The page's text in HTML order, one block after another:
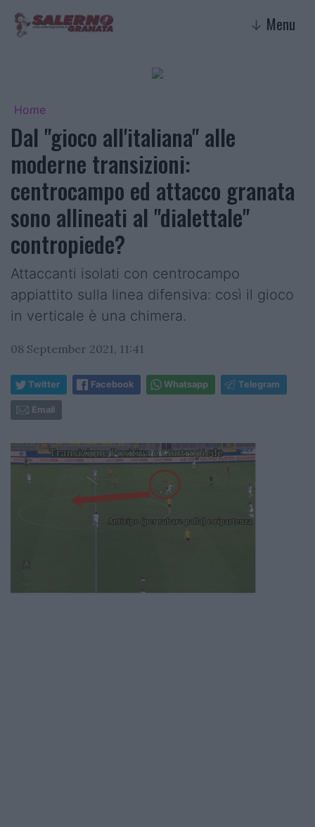
↓ Menu
Home
Dal "gioco all'italiana" alle
moderne transizioni:
centrocampo ed attacco granata
sono allineati al "dialettale"
contropiede?
Attaccanti isolati con centrocampo
appiattito sulla linea difensiva: così il gioco
in verticale è una chimera.
08 September 2021, 11:41
Twitter Facebook Whatsapp Telegram
Email